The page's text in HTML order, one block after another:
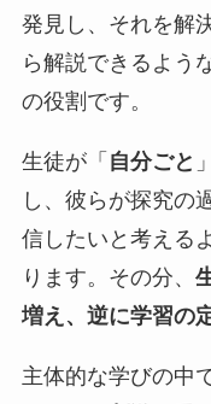
発見し、それを解
ら解説できるよう
の役割です。
生徒が「 自分ごと
し、彼らが探究の
信したいと考える
ります。その分、
増え、逆に学習の
主体的な学びの中